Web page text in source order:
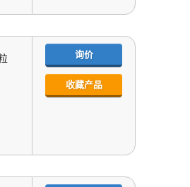
询价
收藏产品